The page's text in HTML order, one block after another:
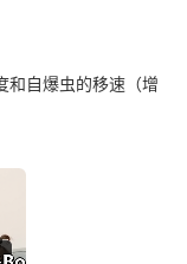
和自爆虫的移速（增